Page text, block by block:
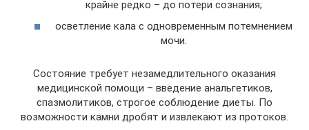
крайне редко – до потери сознания;
осветление кала с одновременным потемнением
мочи.
Состояние требует незамедлительного оказания
медицинской помощи – введение анальгетиков,
спазмолитиков, строгое соблюдение диеты. По
возможности камни дробят и извлекают из протоков.